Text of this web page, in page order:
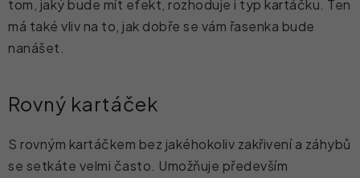
tom, jaký bude mít efekt, rozhoduje i typ kartáčku. Ten
má také vliv na to, jak dobře se vám řasenka bude
nanášet.
Rovný kartáček
S rovným kartáčkem bez jakéhokoliv zakřivení a záhybů
se setkáte velmi často. Umožňuje především